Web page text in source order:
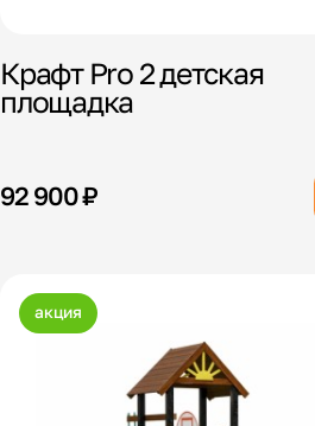
Крафт Pro 2 детская
площадка
92 900 ₽
акция